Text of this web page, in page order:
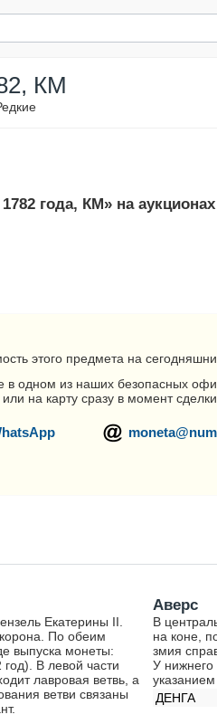
КМ
года, КМ» на аукционах
этого предмета на
в одном из наших безопасных
на карту сразу в момент сделки.
Екатерины II.
По обеим
выпуска монеты:
В левой части
лавровая ветвь, а
ветви связаны
Аверс
В
на коне,
змия
У нижнего
ДЕНГА